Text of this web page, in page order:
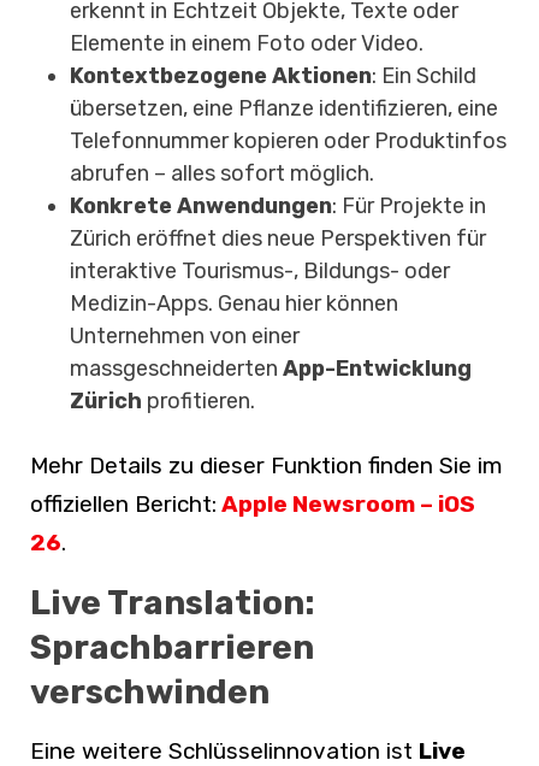
erkennt in Echtzeit Objekte, Texte oder
Elemente in einem Foto oder Video.
Kontextbezogene Aktionen: Ein Schild
übersetzen, eine Pflanze identifizieren, eine
Telefonnummer kopieren oder Produktinfos
abrufen – alles sofort möglich.
Konkrete Anwendungen: Für Projekte in
Zürich eröffnet dies neue Perspektiven für
interaktive Tourismus-, Bildungs- oder
Medizin-Apps. Genau hier können
Unternehmen von einer
massgeschneiderten App-Entwicklung
Zürich profitieren.
Mehr Details zu dieser Funktion finden Sie im
offiziellen Bericht: Apple Newsroom – iOS
26.
Live Translation:
Sprachbarrieren
verschwinden
Eine weitere Schlüsselinnovation ist Live